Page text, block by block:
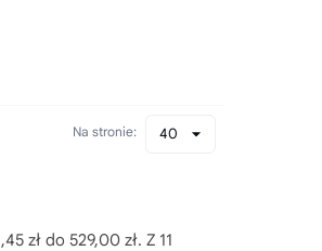
40
Na stronie:
zł do 529,00 zł. Z 11